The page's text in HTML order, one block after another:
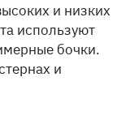
и низких
используют
бочки.
и